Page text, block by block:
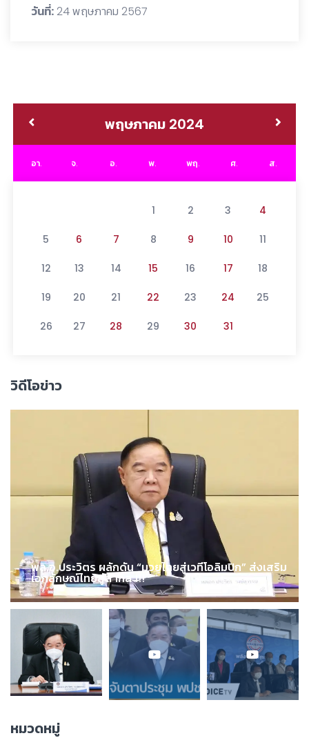
วันที่: 24 พฤษภาคม 2567
พฤษภาคม 2024
อา. จ. อ. พ. พฤ. ศ. ส.
1 2 3 4
5 6 7 8 9 10 11
12 13 14 15 16 17 18
19 20 21 22 23 24 25
26 27 28 29 30 31
วิดีโอข่าว
พล.อ.ประวิตร ผลักดัน “มวยไทยสู่เวทีโอลิมปิก” ส่งเสริม
เอกลักษณ์ไทยสู่สากล !!!
หมวดหมู่